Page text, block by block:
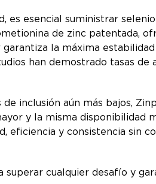
es esencial suministrar
de zinc patentada,
la máxima
han demostrado tasas de
inclusión aún más bajos,
y la misma disponibilidad
eficiencia y consistencia sin
superar cualquier desafío y